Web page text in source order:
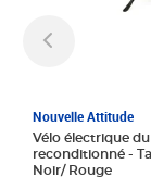
Nouvelle Attitude
Vélo électrique
reconditionné - Taille normale -
Noir/ Rouge